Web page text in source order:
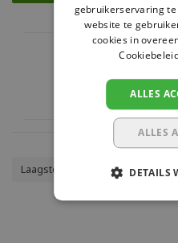
Ophalen
Laagste prijs
gebruikerservaring
website te
cookies in
ALLES
ALLES
DETAILS